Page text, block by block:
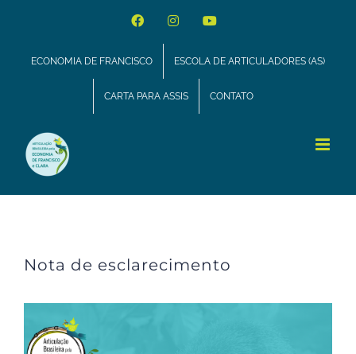
FacebookInstagramYouTube
ECONOMIA DE FRANCISCO ESCOLA DE ARTICULADORES (AS)
CARTA PARA ASSIS CONTATO
Nota de esclarecimento
Larger